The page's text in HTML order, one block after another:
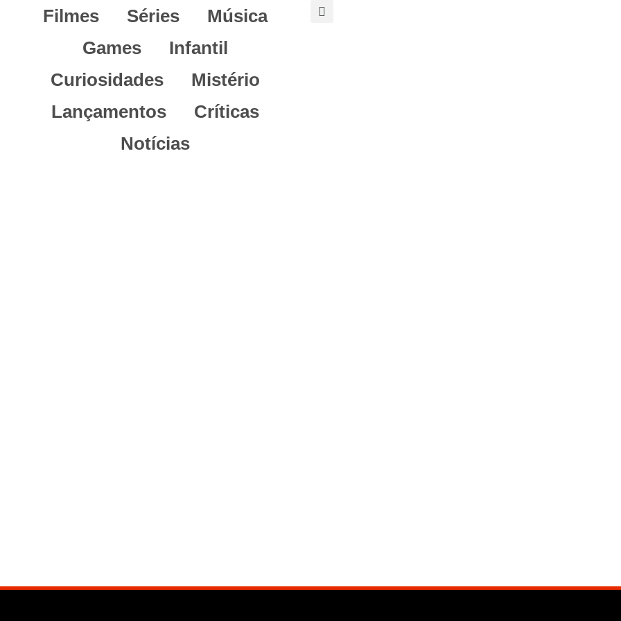
Filmes Séries
Música
Games
Infantil
Curiosidades
Mistério
Lançamentos
Críticas
Notícias